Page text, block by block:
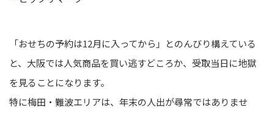
「おせちの予約は12月に入ってから」とのんびり構えている
と、大阪では人気商品を買い逃すどころか、受取当日に地獄
を見ることになります。
特に梅田・難波エリアは、年末の人出が尋常ではありませ